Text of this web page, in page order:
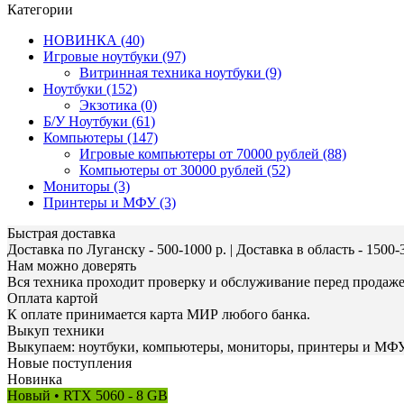
Категории
НОВИНКА (40)
Игровые ноутбуки (97)
Витринная техника ноутбуки (9)
Ноутбуки (152)
Экзотика (0)
Б/У Ноутбуки (61)
Компьютеры (147)
Игровые компьютеры от 70000 рублей (88)
Компьютеры от 30000 рублей (52)
Мониторы (3)
Принтеры и МФУ (3)
Быстрая доставка
Доставка по Луганску - 500-1000 р. | Доставка в область - 1500-
Нам можно доверять
Вся техника проходит проверку и обслуживание перед
Оплата картой
К оплате принимается карта МИР любого банка.
Выкуп техники
Выкупаем: ноутбуки, компьютеры, мониторы, принтеры и
Новые поступления
Новинка
Новый • RTX 5060 - 8 GB